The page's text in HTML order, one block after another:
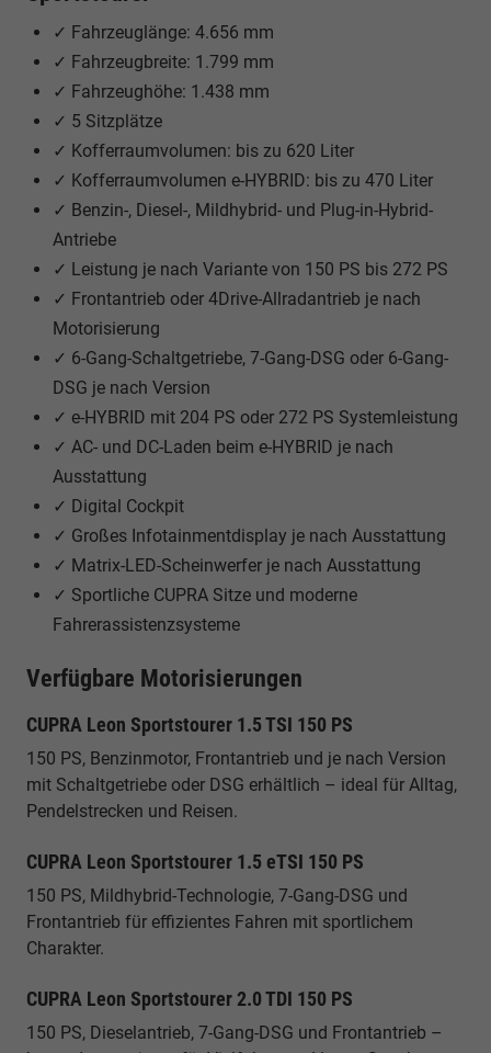
✓ Fahrzeuglänge: 4.656 mm
✓ Fahrzeugbreite: 1.799 mm
✓ Fahrzeughöhe: 1.438 mm
✓ 5 Sitzplätze
✓ Kofferraumvolumen: bis zu 620 Liter
✓ Kofferraumvolumen e-HYBRID: bis zu 470 Liter
✓ Benzin-, Diesel-, Mildhybrid- und Plug-in-Hybrid-
Antriebe
✓ Leistung je nach Variante von 150 PS bis 272 PS
✓ Frontantrieb oder 4Drive-Allradantrieb je nach
Motorisierung
✓ 6-Gang-Schaltgetriebe, 7-Gang-DSG oder 6-Gang-
DSG je nach Version
✓ e-HYBRID mit 204 PS oder 272 PS Systemleistung
✓ AC- und DC-Laden beim e-HYBRID je nach
Ausstattung
✓ Digital Cockpit
✓ Großes Infotainmentdisplay je nach Ausstattung
✓ Matrix-LED-Scheinwerfer je nach Ausstattung
✓ Sportliche CUPRA Sitze und moderne
Fahrerassistenzsysteme
Verfügbare Motorisierungen
CUPRA Leon Sportstourer 1.5 TSI 150 PS
150 PS, Benzinmotor, Frontantrieb und je nach Version
mit Schaltgetriebe oder DSG erhältlich – ideal für Alltag,
Pendelstrecken und Reisen.
CUPRA Leon Sportstourer 1.5 eTSI 150 PS
150 PS, Mildhybrid-Technologie, 7-Gang-DSG und
Frontantrieb für effizientes Fahren mit sportlichem
Charakter.
CUPRA Leon Sportstourer 2.0 TDI 150 PS
150 PS, Dieselantrieb, 7-Gang-DSG und Frontantrieb –